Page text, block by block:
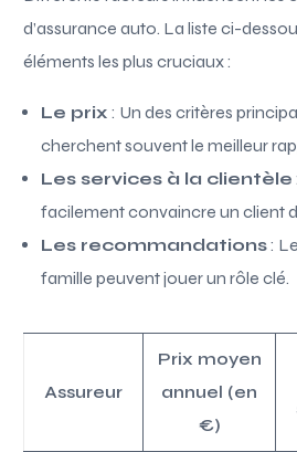
d’assurance auto. La liste ci-
éléments les plus cruciaux :
Le prix : Un des critères
cherchent souvent le meilleur
Les services à la clientèle
facilement convaincre un client
Les recommandations:
famille peuvent jouer un rôle clé.
Assureur
Prix moyen
annuel (en
€)